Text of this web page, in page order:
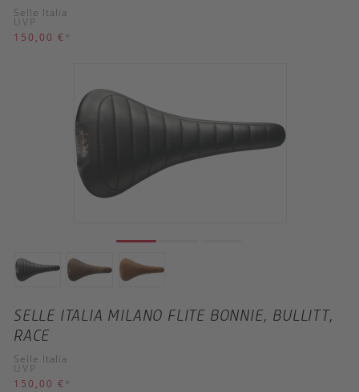
Selle Italia
UVP
150,00 € *
SELLE ITALIA MILANO FLITE BONNIE, BULLITT,
RACE
Selle Italia
UVP
150,00 € *